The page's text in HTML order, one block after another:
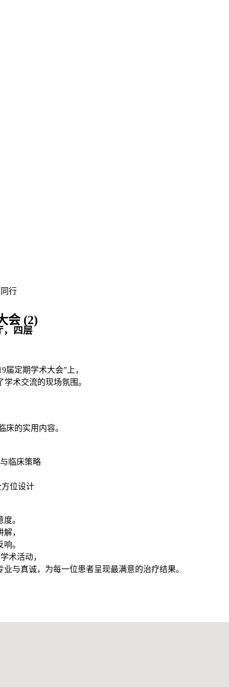
行
会 (2)
，四层
定期学术大会”上，
术交流的现场氛围。
床的实用内容。
临床策略
方位设计
。
，
。
术活动，
与真诚，为每一位患者呈现最满意的治疗结果。